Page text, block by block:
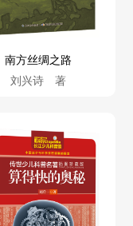
南方丝绸之路
刘兴诗 著